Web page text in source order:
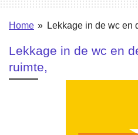
Home » Lekkage in de wc en
Lekkage in de wc en
ruimte,